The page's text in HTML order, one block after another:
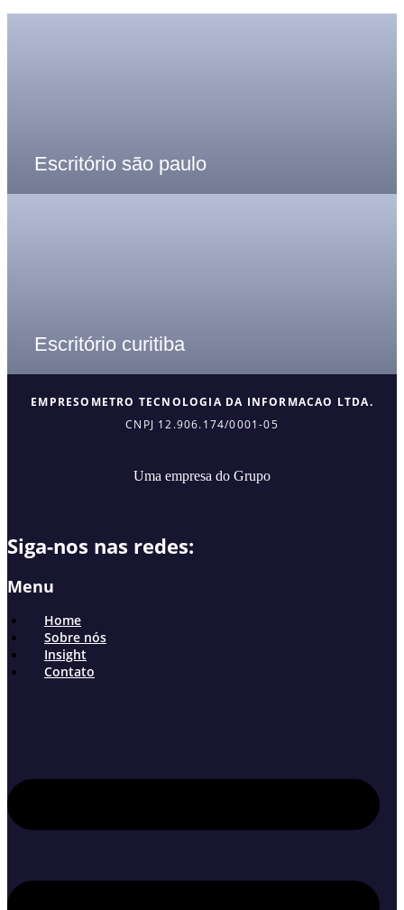
Escritório são paulo
Escritório curitiba
EMPRESOMETRO TECNOLOGIA DA INFORMACAO LTDA.
CNPJ 12.906.174/0001-05
Uma empresa do Grupo
Siga-nos nas redes:
Menu
Home
Sobre nós
Insight
Contato